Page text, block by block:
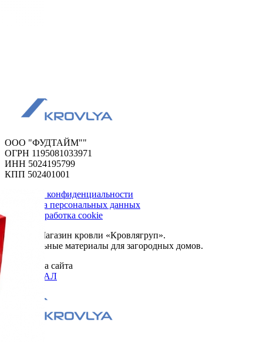
ООО "ФУДТАЙМ""
ОГРН 1195081033971
ИНН 5024195799
КПП 502401001
Политика конфиденциальности
Обработка персональных данных
Сбор и обработка cookie
© 2026. Магазин кровли «Кровлягруп».
Строительные материалы для загородных домов.
Разработка сайта
ОРИГИНАЛ